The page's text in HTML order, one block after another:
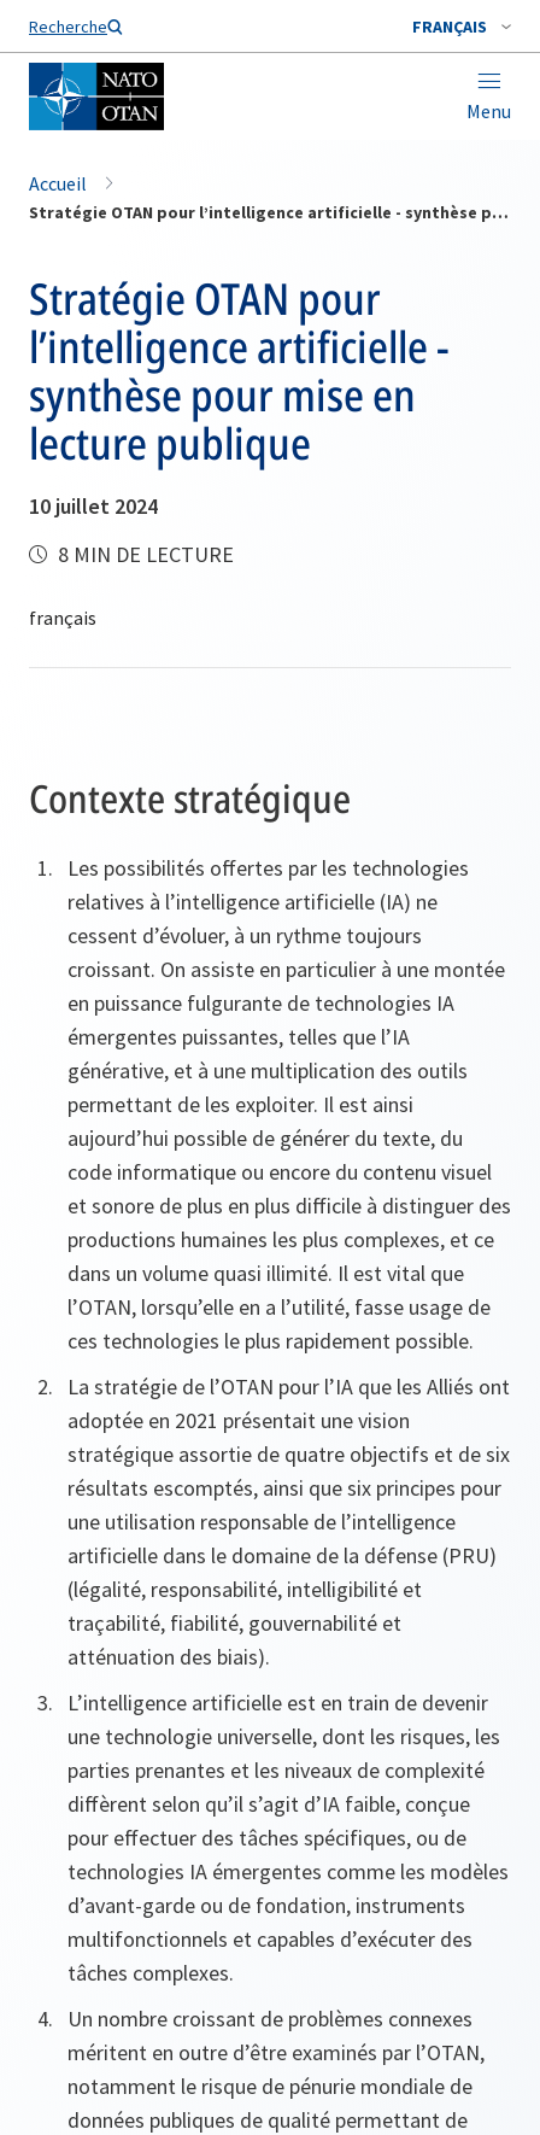
Recherche FRANÇAIS
Menu
Nom de famille*
Accueil
Stratégie OTAN pour l’intelligence artificielle - synthèse pour mise en lecture publique
Stratégie OTAN pour
l’intelligence artificielle -
synthèse pour mise en
lecture publique
10 juillet 2024
8 MIN DE LECTURE
Contexte stratégique
Les possibilités offertes par les technologies
relatives à l’intelligence artificielle (IA) ne
cessent d’évoluer, à un rythme toujours
croissant. On assiste en particulier à une montée
en puissance fulgurante de technologies IA
émergentes puissantes, telles que l’IA
générative, et à une multiplication des outils
permettant de les exploiter. Il est ainsi
aujourd’hui possible de générer du texte, du
code informatique ou encore du contenu visuel
et sonore de plus en plus difficile à distinguer des
productions humaines les plus complexes, et ce
dans un volume quasi illimité. Il est vital que
l’OTAN, lorsqu’elle en a l’utilité, fasse usage de
ces technologies le plus rapidement possible.
La stratégie de l’OTAN pour l’IA que les Alliés ont
adoptée en 2021 présentait une vision
stratégique assortie de quatre objectifs et de six
résultats escomptés, ainsi que six principes pour
une utilisation responsable de l’intelligence
artificielle dans le domaine de la défense (PRU)
(légalité, responsabilité, intelligibilité et
traçabilité, fiabilité, gouvernabilité et
atténuation des biais).
L’intelligence artificielle est en train de devenir
une technologie universelle, dont les risques, les
parties prenantes et les niveaux de complexité
diffèrent selon qu’il s’agit d’IA faible, conçue
pour effectuer des tâches spécifiques, ou de
technologies IA émergentes comme les modèles
d’avant-garde ou de fondation, instruments
multifonctionnels et capables d’exécuter des
tâches complexes.
Un nombre croissant de problèmes connexes
méritent en outre d’être examinés par l’OTAN,
notamment le risque de pénurie mondiale de
données publiques de qualité permettant de